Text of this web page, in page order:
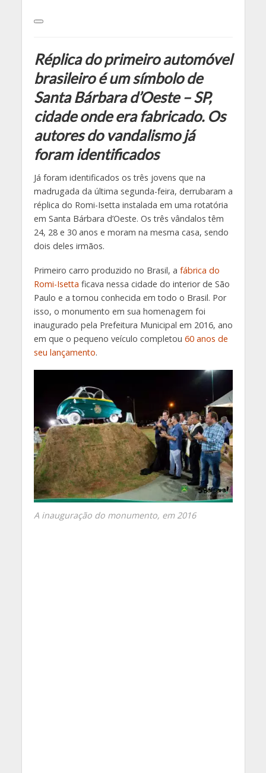
Réplica do primeiro automóvel
brasileiro é um símbolo de
Santa Bárbara d’Oeste – SP,
cidade onde era fabricado. Os
autores do vandalismo já
foram identificados
Já foram identificados os três jovens que na
madrugada da última segunda-feira, derrubaram a
réplica do Romi-Isetta instalada em uma rotatória
em Santa Bárbara d’Oeste. Os três vândalos têm
24, 28 e 30 anos e moram na mesma casa, sendo
dois deles irmãos.
Primeiro carro produzido no Brasil, a fábrica do
Romi-Isetta ficava nessa cidade do interior de São
Paulo e a tornou conhecida em todo o Brasil. Por
isso, o monumento em sua homenagem foi
inaugurado pela Prefeitura Municipal em 2016, ano
em que o pequeno veículo completou 60 anos de
seu lançamento.
A inauguração do monumento, em 2016